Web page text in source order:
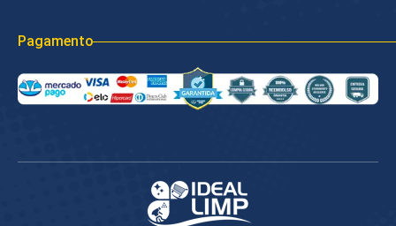
Pagamento